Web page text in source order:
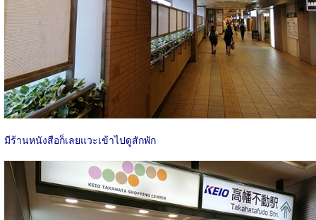
มีร้านหนังสือก็เลยแวะเข้าไปดูสักพัก